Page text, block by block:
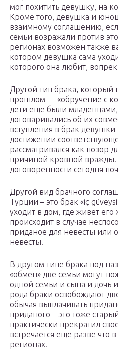
мог похитить девушку, на
Кроме того, девушка и
взаимному соглашению,
семьи возражали против
регионах возможен также
котором девушка сама
которого она любит,
Другой тип брака, который
прошлом — «обручение с
дети еще были
договаривались об их
вступления в брак
достижении
рассматривался как позор
причиной кровной вражды.
договоренности сегодня
Другой вид брачного
Турции – это брак «iç
уходит в дом, где живет
происходит в случае
приданое для невесты или
невесты.
В другом типе брака под
«обмен» две семьи могут
одной семьи и сына и дочь
рода браки освобождают
обычая выплачивать
приданого – это тоже
практически прекратил
встречается еще разве что
регионах.